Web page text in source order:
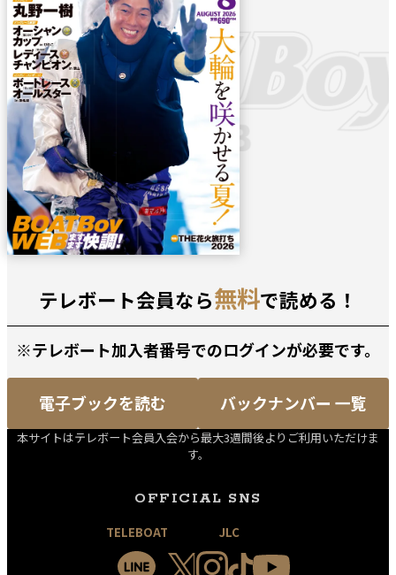
テレボート会員なら無料で読める！
※テレボート加入者番号でのログインが必要です。
電子ブックを読む バックナンバー 一覧
本サイトはテレボート会員入会から最大3週間後よりご利用いただけま
す。
OFFICIAL SNS
TELEBOAT JLC